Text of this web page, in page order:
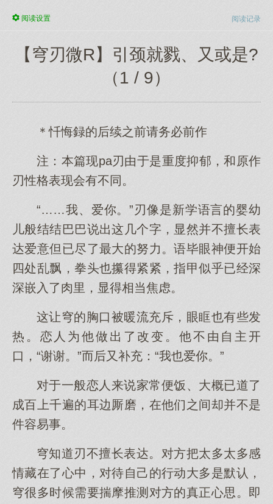
阅读记录
阅读设置
【穹刃微R】引颈就戮、又或是?
（1 / 9）
＊忏悔録的后续之前请务必前作
注：本篇现pa刃由于是重度抑郁，和原作
刃性格表现会有不同。
“……我、爱你。”刃像是新学语言的婴幼
儿般结结巴巴说出这几个字，显然并不擅长表
达爱意但已尽了最大的努力。语毕眼神便开始
四处乱飘，拳头也攥得紧紧，指甲似乎已经深
深嵌入了肉里，显得相当焦虑。
这让穹的胸口被暖流充斥，眼眶也有些发
热。恋人为他做出了改变。他不由自主开
口，“谢谢。”而后又补充：“我也爱你。”
对于一般恋人来说家常便饭、大概已道了
成百上千遍的耳边厮磨，在他们之间却并不是
件容易事。
穹知道刃不擅长表达。对方把太多太多感
情藏在了心中，对待自己的行动大多是默认，
穹很多时候需要揣摩推测对方的真正心思。即